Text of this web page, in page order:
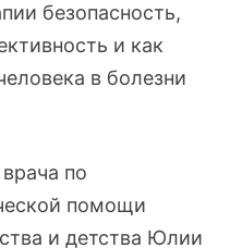
безопасность,
и как
в болезни
по
помощи
и детства Юлии